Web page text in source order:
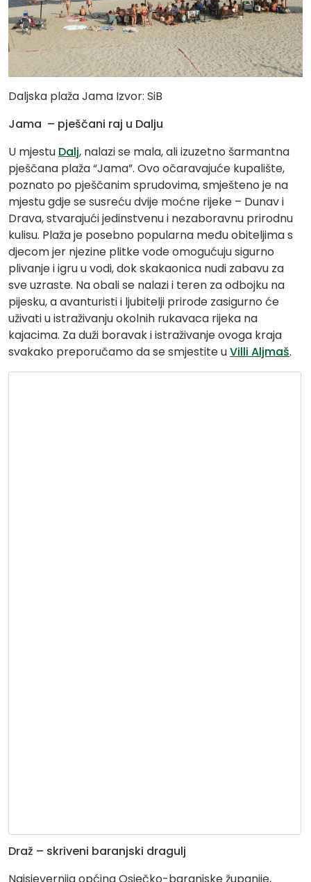
Daljska plaža Jama Izvor: SiB
Jama – pješčani raj u Dalju
U mjestu Dalj, nalazi se mala, ali izuzetno šarmantna
pješčana plaža “Jama”. Ovo očaravajuće kupalište,
poznato po pješčanim sprudovima, smješteno je na
mjestu gdje se susreću dvije moćne rijeke – Dunav i
Drava, stvarajući jedinstvenu i nezaboravnu prirodnu
kulisu. Plaža je posebno popularna među obiteljima s
djecom jer njezine plitke vode omogućuju sigurno
plivanje i igru u vodi, dok skakaonica nudi zabavu za
sve uzraste. Na obali se nalazi i teren za odbojku na
pijesku, a avanturisti i ljubitelji prirode zasigurno će
uživati u istraživanju okolnih rukavaca rijeka na
kajacima. Za duži boravak i istraživanje ovoga kraja
svakako preporučamo da se smjestite uVilli Aljmaš.
Draž – skriveni baranjski dragulj
Najsjevernija općina Osječko-baranjske županije,